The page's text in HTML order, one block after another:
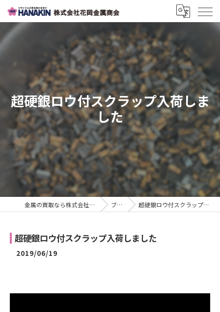
超硬銀ロウ付スクラップ入荷しま
した
金属の買取なら株式会社花岡金属商会 ブログ 超硬銀ロウ付スクラップ入荷しました
超硬銀ロウ付スクラップ入荷しました
2019/06/19